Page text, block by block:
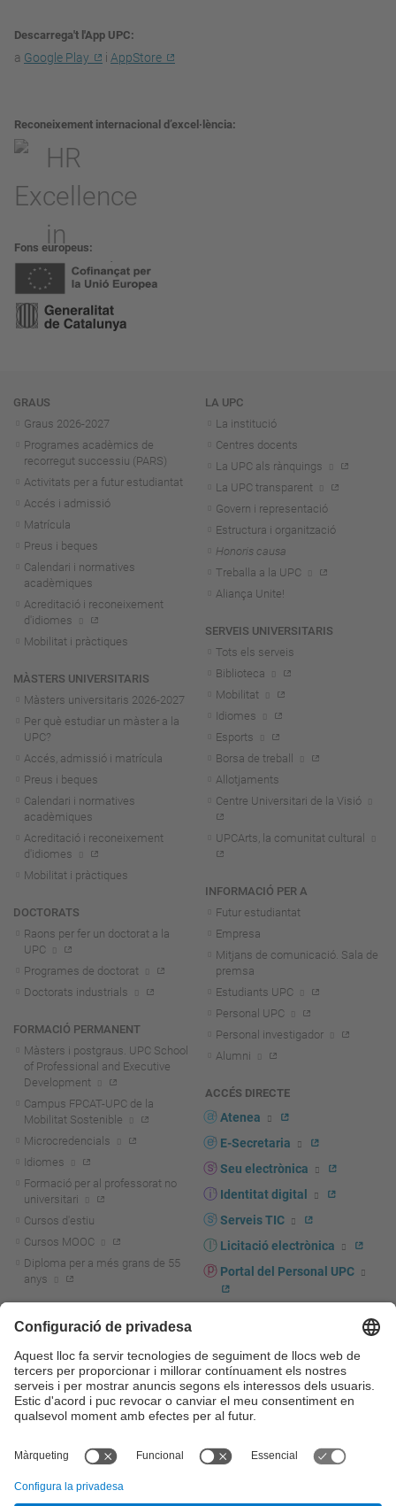
Descarrega't l'App UPC
a Google Play i AppStore
Reconeixement internacional d’excel·lència
Fons europeus
Navegació
GRAUS
Graus 2026-2027
Programes acadèmics de
recorregut successiu (PARS)
Activitats per a futur estudiantat
Accés i admissió
Matrícula
Preus i beques
Calendari i normatives
acadèmiques
Acreditació i reconeixement
d'idiomes
Mobilitat i pràctiques
MÀSTERS UNIVERSITARIS
Màsters universitaris 2026-2027
Per què estudiar un màster a la
UPC?
Accés, admissió i matrícula
Preus i beques
Calendari i normatives
acadèmiques
Acreditació i reconeixement
d'idiomes
Mobilitat i pràctiques
DOCTORATS
Raons per fer un doctorat a la
UPC
Programes de doctorat
Doctorats industrials
FORMACIÓ PERMANENT
Màsters i postgraus. UPC School
of Professional and Executive
Development
Campus FPCAT-UPC de la
Mobilitat Sostenible
Microcredencials
Idiomes
Formació per al professorat no
universitari
Cursos d'estiu
Cursos MOOC
Diploma per a més grans de 55
anys
Actualitat R+D+I
La recerca a la UPC
La transferència, l'emprenedoria i
la innovació a la UPC
Foment i suport a la recerca
transferència, l'emprenedoria i la
Serveis per a empreses
LA UPC
La institució
Centres docents
La UPC als rànquings
La UPC transparent
Govern i representació
Estructura i organització
Honoris causa
Treballa a la UPC
Aliança Unite!
SERVEIS UNIVERSITARIS
Tots els serveis
Biblioteca
Mobilitat
Idiomes
Esports
Borsa de treball
Allotjaments
Centre Universitari de la Visió
UPCArts, la comunitat cultural
INFORMACIÓ PER A
Futur estudiantat
Empresa
Mitjans de comunicació. Sala de
premsa
Estudiants UPC
Personal UPC
Personal investigador
Alumni
ACCÉS DIRECTE
Atenea
E-Secretaria
Seu electrònica
Identitat digital
Serveis TIC
Licitació electrònica
Portal del Personal UPC
UPCshop, marxandatge
Sala de premsa
Seguretat i salut
Autoprotecció i emergències